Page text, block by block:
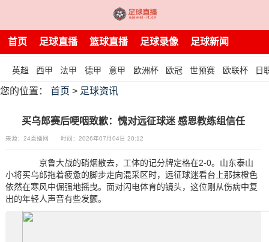
首页 足球直播 篮球直播 足球录像 足球新闻
英超 西甲 法甲 德甲 意甲 欧洲杯 欧冠 世预赛 欧联杯 日
您的位置： 首页 > 足球资讯
买乌郎赛后哽咽致歉：愧对远征球迷 感恩教练组信任
来源：24直播网 时间：2026年07月04日 20:12
京鲁大战的硝烟散去，工体的记分牌定格在2-0。山东泰山
小将买乌郎拖着疲惫的脚步走向混采区时，远征球迷看台上那抹橙色
依然在寒风中倔强地摇曳。面对闪电体育的镜头，这位刚从伤病中复
出的年轻人声音有些发颤。